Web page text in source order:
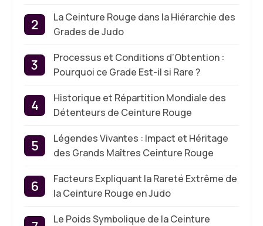
La Ceinture Rouge dans la Hiérarchie des
Grades de Judo
Processus et Conditions d’Obtention :
Pourquoi ce Grade Est-il si Rare ?
Historique et Répartition Mondiale des
Détenteurs de Ceinture Rouge
Légendes Vivantes : Impact et Héritage
des Grands Maîtres Ceinture Rouge
Facteurs Expliquant la Rareté Extrême de
la Ceinture Rouge en Judo
Le Poids Symbolique de la Ceinture